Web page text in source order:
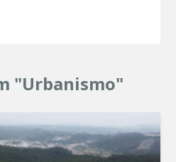
"Urbanismo"